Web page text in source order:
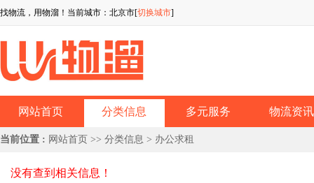
找物流，用物溜！当前城市：北京市[切换城市]
网站首页 分类信息 多元服务 物流资讯
当前位置 : 网站首页 >> 分类信息 > 办公求租
没有查到相关信息！